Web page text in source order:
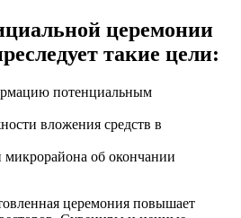
церемонии
такие цели:
потенциальным
вложения средств в
микрорайона об окончании
церемония повышает